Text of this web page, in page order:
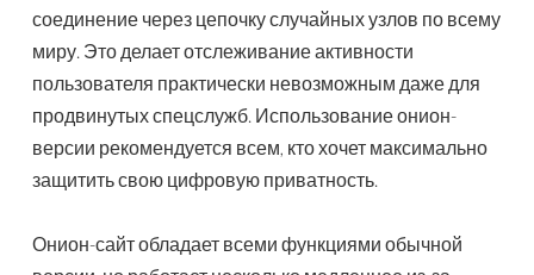
соединение через цепочку случайных узлов по всему
миру. Это делает отслеживание активности
пользователя практически невозможным даже для
продвинутых спецслужб. Использование онион-
версии рекомендуется всем, кто хочет максимально
защитить свою цифровую приватность.
Онион-сайт обладает всеми функциями обычной